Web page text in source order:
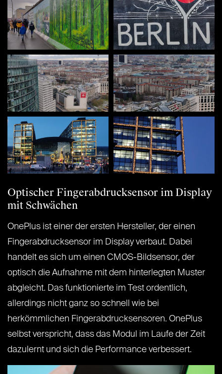
Optischer Fingerabdrucksensor im Display
mit Schwächen
OnePlus ist einer der ersten Hersteller, der einen
Fingerabdrucksensor im Display verbaut. Dabei
handelt es sich um einen CMOS-Bildsensor, der
optisch die Aufnahme mit dem hinterlegten Muster
abgleicht. Das funktionierte im Test ordentlich,
allerdings nicht ganz so schnell wie bei
herkömmlichen Fingerabdrucksensoren. OnePlus
selbst verspricht, dass das Modul im Laufe der Zeit
dazulernt und sich die Performance verbessert.